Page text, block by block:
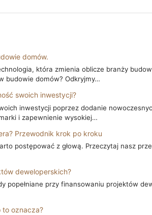
domów.
która zmienia oblicze branży
budowie domów? Odkryjmy…
swoich inwestycji?
inwestycji poprzez dodanie
i zapewnienie wysokiej…
Przewodnik krok po kroku
postępować z głową. Przeczytaj nasz
deweloperskich?
popełniane przy finansowaniu projektów
to oznacza?